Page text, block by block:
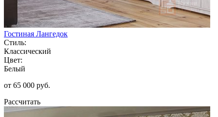
Гостиная Лангедок
Стиль:
Классический
Цвет:
Белый
от 65 000 руб.
Рассчитать